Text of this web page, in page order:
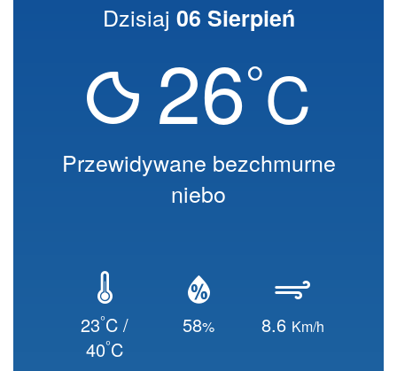
Dzisiaj 06 Sierpień
26°C
Przewidywane bezchmurne
niebo
23°C /
40°C
58% 8.6 Km/h